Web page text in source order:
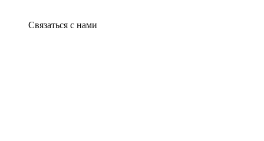
Связаться с нами